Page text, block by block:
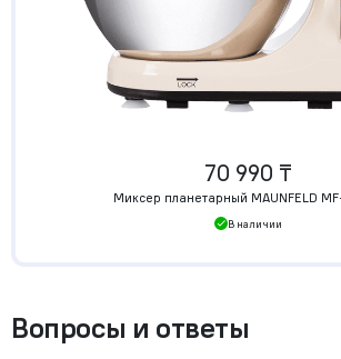
Вопросы и ответы
70 990 ₸
Миксер планетарный MAUNFELD
В наличии